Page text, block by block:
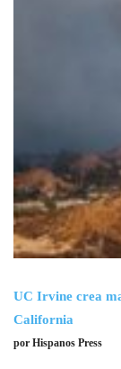
UC Irvine crea
California
por Hispanos Press